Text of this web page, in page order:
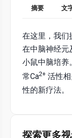
摘要 文
在这里，我们
在中脑神经元
小鼠中脑培养
常Ca2+ 活性
性的新疗法。
探索更多